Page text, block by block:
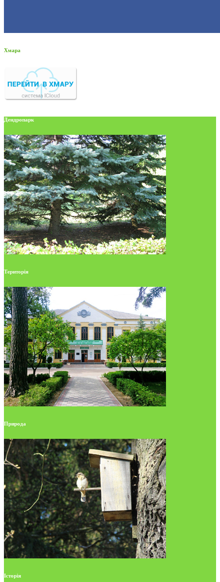
Хмара
Дендропарк
Територія
Природа
Історія